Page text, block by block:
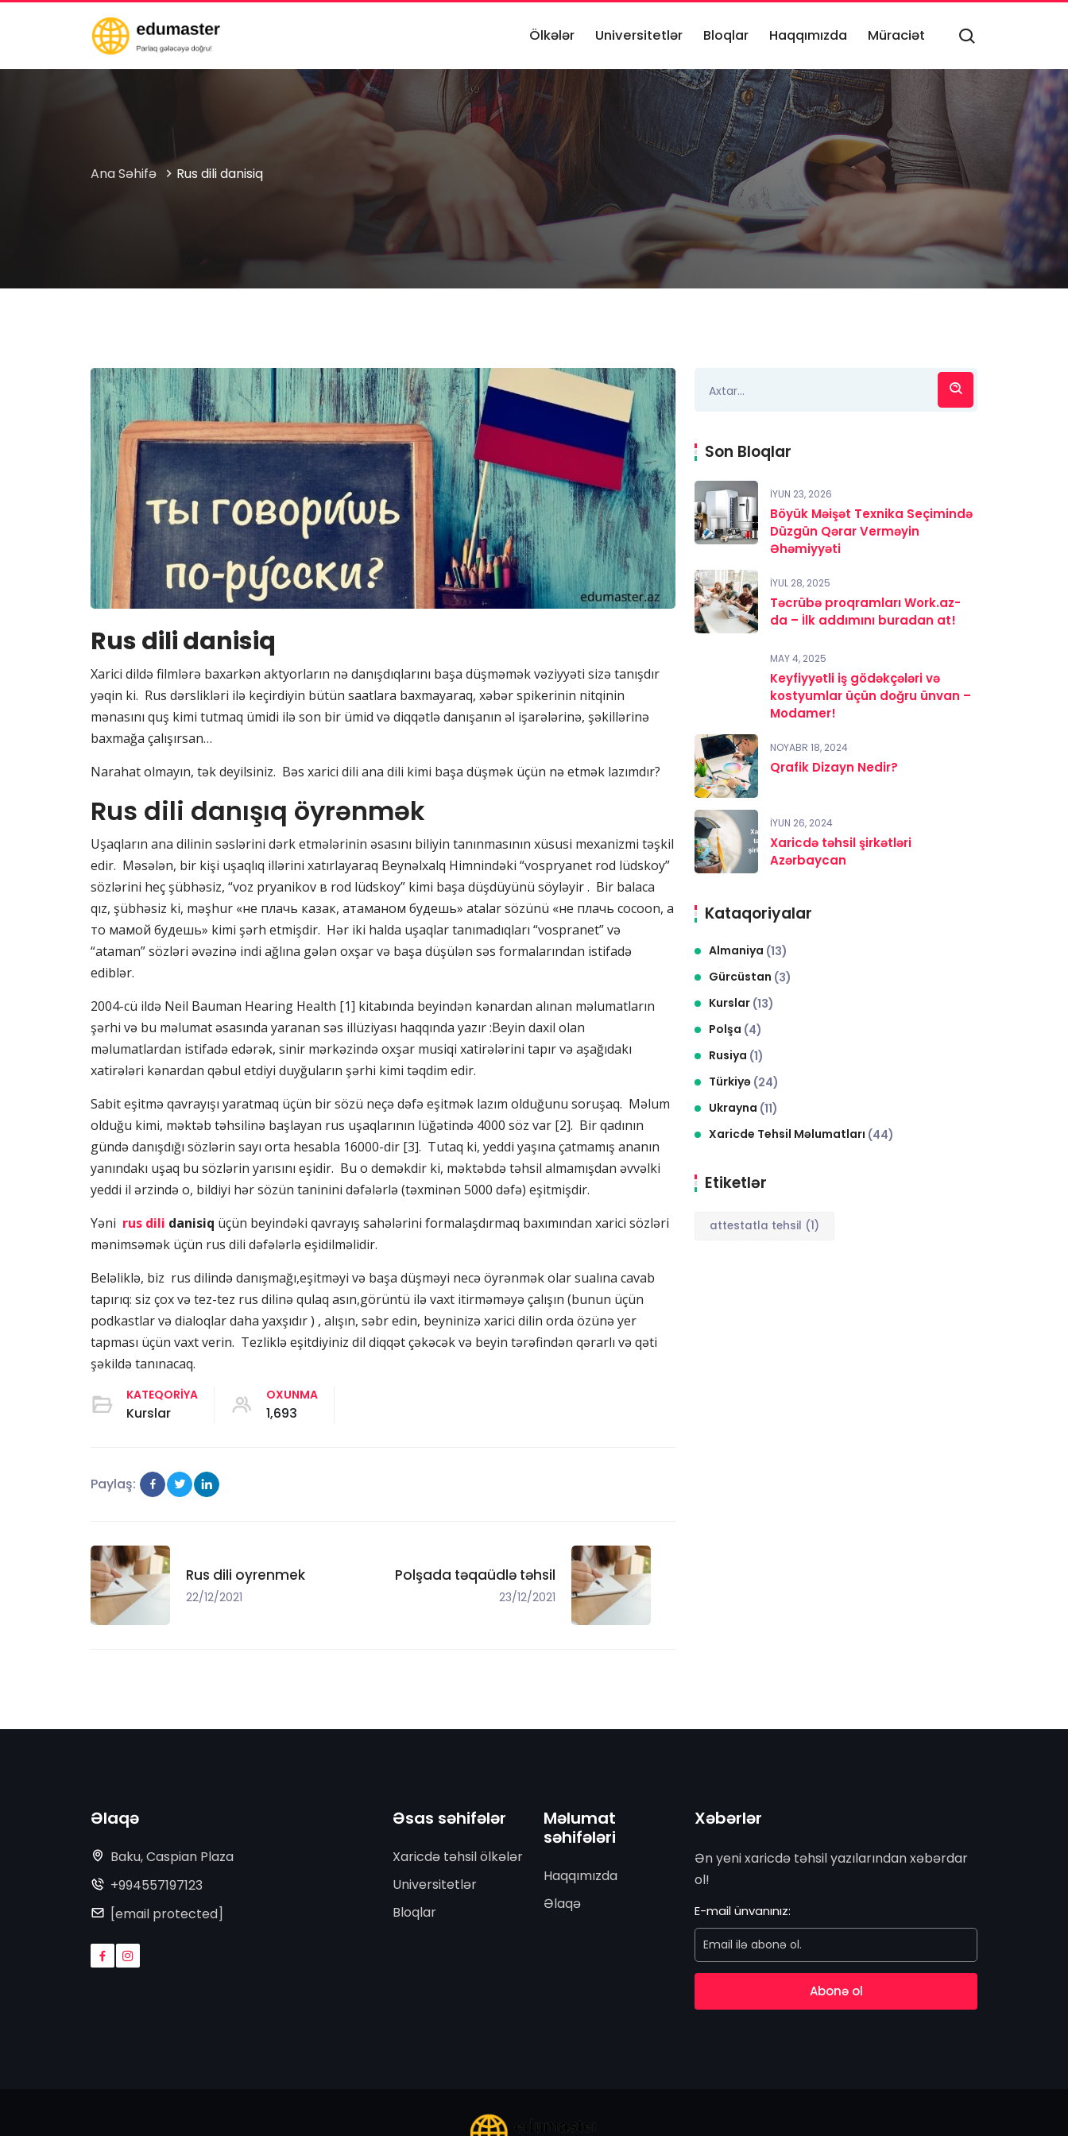
Ölkələr Universitetlər Bloqlar Haqqımızda Müraciət
Ana Səhifə Rus dili danisiq
Rus dili danisiq
Xarici dildə filmlərə baxarkən aktyorların nə danışdıqlarını başa düşməmək vəziyyəti sizə tanışdır
yəqin ki. Rus dərslikləri ilə keçirdiyin bütün saatlara baxmayaraq, xəbər spikerinin nitqinin
mənasını quş kimi tutmaq ümidi ilə son bir ümid və diqqətlə danışanın əl işarələrinə, şəkillərinə
baxmağa çalışırsan…
Narahat olmayın, tək deyilsiniz. Bəs xarici dili ana dili kimi başa düşmək üçün nə etmək lazımdır?
Rus dili danışıq öyrənmək
Uşaqların ana dilinin səslərini dərk etmələrinin əsasını biliyin tanınmasının xüsusi mexanizmi təşkil
edir. Məsələn, bir kişi uşaqlıq illərini xatırlayaraq Beynəlxalq Himnindəki “vospryanet rod lüdskoy”
sözlərini heç şübhəsiz, “voz pryanikov в rod lüdskoy” kimi başa düşdüyünü söyləyir . Bir balaca
qız, şübhəsiz ki, məşhur «не плачь казак, атаманом будешь» atalar sözünü «не плачь cocoon, а
то мамой будешь» kimi şərh etmişdir. Hər iki halda uşaqlar tanımadıqları “vospranet” və
“ataman” sözləri əvəzinə indi ağlına gələn oxşar və başa düşülən səs formalarından istifadə
ediblər.
2004-cü ildə Neil Bauman Hearing Health [1] kitabında beyindən kənardan alınan məlumatların
şərhi və bu məlumat əsasında yaranan səs illüziyası haqqında yazır :Beyin daxil olan
məlumatlardan istifadə edərək, sinir mərkəzində oxşar musiqi xatirələrini tapır və aşağıdakı
xatirələri kənardan qəbul etdiyi duyğuların şərhi kimi təqdim edir.
Sabit eşitmə qavrayışı yaratmaq üçün bir sözü neçə dəfə eşitmək lazım olduğunu soruşaq. Məlum
olduğu kimi, məktəb təhsilinə başlayan rus uşaqlarının lüğətində 4000 söz var [2]. Bir qadının
gündə danışdığı sözlərin sayı orta hesabla 16000-dir [3]. Tutaq ki, yeddi yaşına çatmamış ananın
yanındakı uşaq bu sözlərin yarısını eşidir. Bu o deməkdir ki, məktəbdə təhsil almamışdan əvvəlki
yeddi il ərzində o, bildiyi hər sözün taninini dəfələrlə (təxminən 5000 dəfə) eşitmişdir.
Yəni rus dili danisiq üçün beyindəki qavrayış sahələrini formalaşdırmaq baxımından xarici sözləri
mənimsəmək üçün rus dili dəfələrlə eşidilməlidir.
Beləliklə, biz rus dilində danışmağı,eşitməyi və başa düşməyi necə öyrənmək olar sualına cavab
tapırıq: siz çox və tez-tez rus dilinə qulaq asın,görüntü ilə vaxt itirməməyə çalışın (bunun üçün
podkastlar və dialoqlar daha yaxşıdır ) , alışın, səbr edin, beyninizə xarici dilin orda özünə yer
tapması üçün vaxt verin. Tezliklə eşitdiyiniz dil diqqət çəkəcək və beyin tərəfindən qərarlı və qəti
şəkildə tanınacaq.
KATEQORIYA
Kurslar
OXUNMA
1,693
Paylaş:
Rus dili oyrenmek
22/12/2021
Polşada təqaüdlə təhsil
23/12/2021
Son Bloqlar
İYUN 23, 2026
Böyük Məişət Texnika Seçimində
Düzgün Qərar Verməyin
Əhəmiyyəti
İYUL 28, 2025
Təcrübə proqramları Work.az-
da – İlk addımını buradan at!
MAY 4, 2025
Keyfiyyətli iş gödəkçələri və
kostyumlar üçün doğru ünvan –
Modamer!
NOYABR 18, 2024
Qrafik Dizayn Nedir?
İYUN 26, 2024
Xaricdə təhsil şirkətləri
Azərbaycan
Kataqoriyalar
Almaniya (13)
Gürcüstan (3)
Kurslar (13)
Polşa (4)
Rusiya (1)
Türkiyə (24)
Ukrayna (11)
Xaricde Tehsil Məlumatları (44)
Etiketlər
attestatla tehsil (1)
Əlaqə
Baku, Caspian Plaza
+994557197123
[email protected]
Əsas səhifələr
Xaricdə təhsil ölkələr
Universitetlər
Bloqlar
Məlumat
səhifələri
Haqqımızda
Əlaqə
Xəbərlər
Ən yeni xaricdə təhsil yazılarından xəbərdar
ol!
E-mail ünvanınız:
Abonə ol